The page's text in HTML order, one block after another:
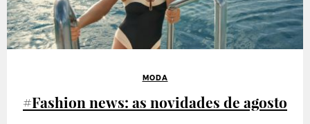
MODA
#Fashion news: as novidades de agosto